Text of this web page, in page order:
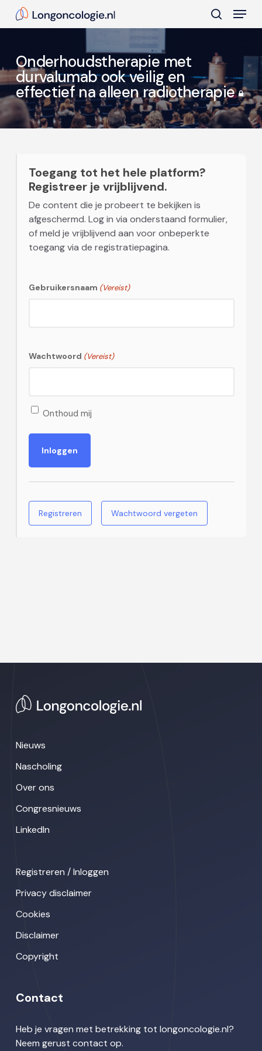
search
Menu
Onderhoudstherapie met
durvalumab ook veilig en
effectief na alleen radiotherapie
Toegang tot het hele platform?
Registreer je vrijblijvend.
De content die je probeert te bekijken is
afgeschermd. Log in via onderstaand formulier,
of meld je vrijblijvend aan voor onbeperkte
toegang via de registratiepagina.
Gebruikersnaam (Vereist)
Wachtwoord (Vereist)
Onthoud mij
Registreren Wachtwoord vergeten
Nieuws
Nascholing
Over ons
Congresnieuws
LinkedIn
Registreren / Inloggen
Privacy disclaimer
Cookies
Disclaimer
Copyright
Contact
Heb je vragen met betrekking tot longoncologie.nl?
Neem gerust contact op.